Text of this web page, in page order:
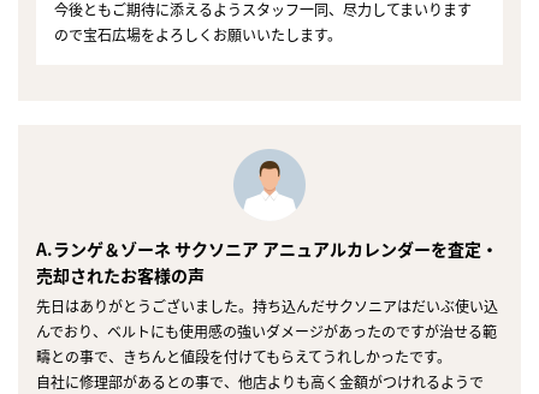
今後ともご期待に添えるようスタッフ一同、尽力してまいります
ので宝石広場をよろしくお願いいたします。
A.ランゲ＆ゾーネ サクソニア アニュアルカレンダーを査定・
売却されたお客様の声
先日はありがとうございました。持ち込んだサクソニアはだいぶ使い込
んでおり、ベルトにも使用感の強いダメージがあったのですが治せる範
疇との事で、きちんと値段を付けてもらえてうれしかったです。
自社に修理部があるとの事で、他店よりも高く金額がつけれるようで